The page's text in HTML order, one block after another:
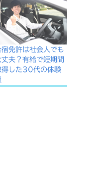
宿免許は社会人でも
丈夫？有給で短期間
得した30代の体験